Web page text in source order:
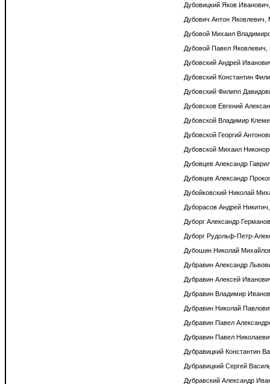
Дубовицкий Яков
Дубович Антон
Дубовой Михаил
Дубовой Павел Яковлевич,
Дубовский Андрей
Дубовский Константин
Дубовский Филипп
Дубовсков Евгений
Дубовской Владимир
Дубовской Георгий
Дубовской Михаил
Дубовцев Александр
Дубовцев Александр
Дубойковский Николай
Дуборасов Андрей
Дуборг Александр
Дуборг Рудольф-Петр-
Дубошин Николай
Дубравин Александр
Дубравин Алексей
Дубравин Владимир
Дубравин Николай
Дубравин Павел
Дубравин Павел
Дубравицкий Константин
Дубравицкий Сергей
Дубравский Александр